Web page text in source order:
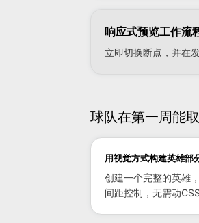
响应式预览工作流
立即切换断点，并在
球队在第一周能
用视觉方式构建英雄部
创建一个完整的英雄
间距控制，无需动CSS